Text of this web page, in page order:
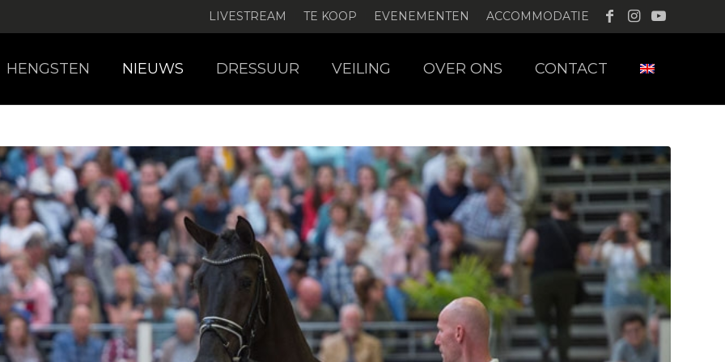
LIVESTREAM TE KOOP EVENEMENTEN ACCOMMODATIE
HENGSTEN NIEUWS DRESSUUR VEILING OVER ONS CONTACT